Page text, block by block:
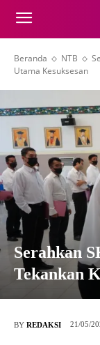
Beranda NTB
Utama Kesuksesan
Serahkan
Tekankan
BY REDAKSI 21/05/